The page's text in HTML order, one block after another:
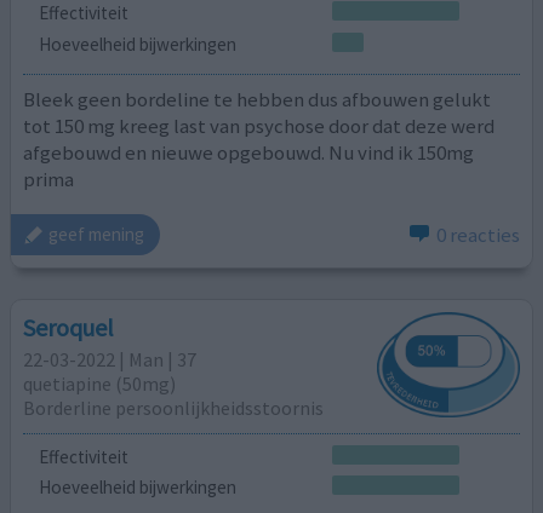
Effectiviteit
Hoeveelheid bijwerkingen
Bleek geen bordeline te hebben dus afbouwen gelukt
tot 150 mg kreeg last van psychose door dat deze werd
afgebouwd en nieuwe opgebouwd. Nu vind ik 150mg
prima
geef mening 0 reacties
Seroquel
22-03-2022 | Man | 37
quetiapine (50mg)
Borderline persoonlijkheidsstoornis
Effectiviteit
Hoeveelheid bijwerkingen